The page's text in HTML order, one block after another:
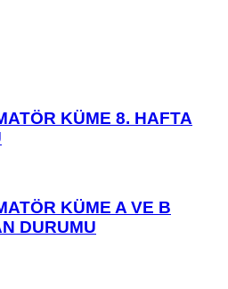
KÜME 8. HAFTA
KÜME A VE B
DURUMU